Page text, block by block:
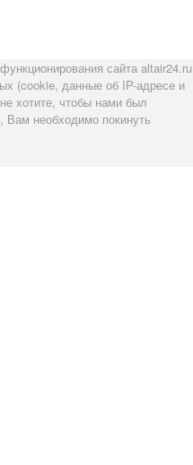
сайта altair24.ru
(cookie, данные об IP-адресе и
хотите, чтобы нами был
необходимо покинуть